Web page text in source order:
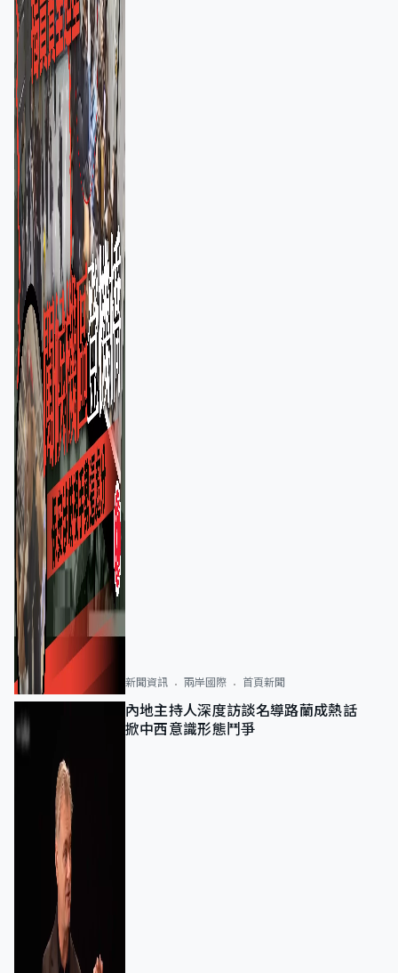
新聞資訊 兩岸國際 首頁新聞
內地主持人深度訪談名導路蘭成熱話
掀中西意識形態鬥爭